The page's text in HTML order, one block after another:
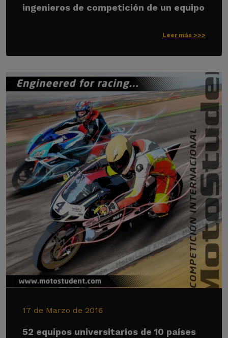
ingenieros de competición de un equipo
Leer más >>>
17 de Marzo de 2016
52 equipos universitarios de 10 países